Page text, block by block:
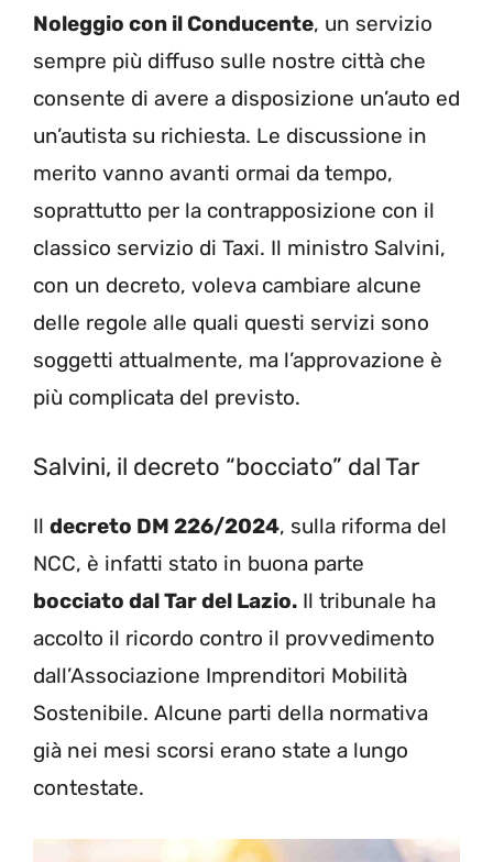
Noleggio con il Conducente, un servizio
sempre più diffuso sulle nostre città che
consente di avere a disposizione un’auto ed
un’autista su richiesta. Le discussione in
merito vanno avanti ormai da tempo,
soprattutto per la contrapposizione con il
classico servizio di Taxi. Il ministro Salvini,
con un decreto, voleva cambiare alcune
delle regole alle quali questi servizi sono
soggetti attualmente, ma l’approvazione è
più complicata del previsto.
Salvini, il decreto “bocciato” dal Tar
Il decreto DM 226/2024, sulla riforma del
NCC, è infatti stato in buona parte
bocciato dal Tar del Lazio. Il tribunale ha
accolto il ricordo contro il provvedimento
dall’Associazione Imprenditori Mobilità
Sostenibile. Alcune parti della normativa
già nei mesi scorsi erano state a lungo
contestate.